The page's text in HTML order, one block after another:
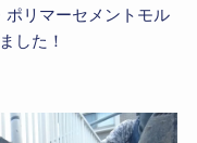
ポリマーセメントモル
した！